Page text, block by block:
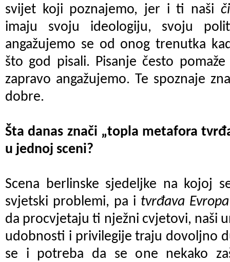
svijet koji poznajemo, jer i ti naši
imaju svoju ideologiju, svoju
angažujemo se od onog trenutka
što god pisali. Pisanje često
zapravo angažujemo. Te spoznaje
dobre.
Šta danas znači „topla metafora
u jednoj sceni?
Scena berlinske sjedeljke na kojoj
svjetski problemi, pa i tvrđava Evropa
da procvjetaju ti nježni cvjetovi, naši
udobnosti i privilegije traju dovoljno
se i potreba da se one nekako